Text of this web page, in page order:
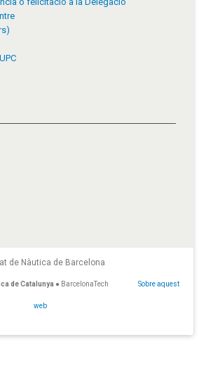
de Nàutica de Barcelona
de Catalunya ● BarcelonaTech Sobre aquest
web